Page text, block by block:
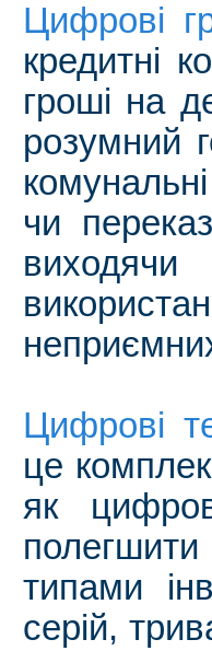
Цифрові
кредитні
гроші на
розумний
чи
Цифрові
це
як
типами
серій,